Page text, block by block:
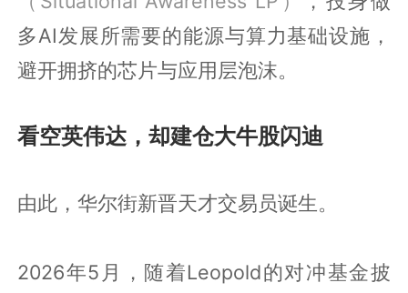
多AI发展所需要的能源与算力基础设施，
避开拥挤的芯片与应用层泡沫。
看空英伟达，却建仓大牛股闪迪
由此，华尔街新晋天才交易员诞生。
2026年5月，随着Leopold的对冲基金披